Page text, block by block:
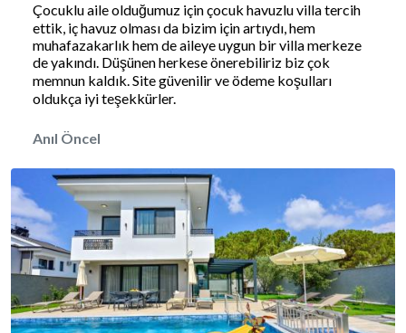
Çocuklu aile olduğumuz için çocuk havuzlu villa tercih
ettik, iç havuz olması da bizim için artıydı, hem
muhafazakarlık hem de aileye uygun bir villa merkeze
de yakındı. Düşünen herkese önerebiliriz biz çok
memnun kaldık. Site güvenilir ve ödeme koşulları
oldukça iyi teşekkürler.
Anıl Öncel